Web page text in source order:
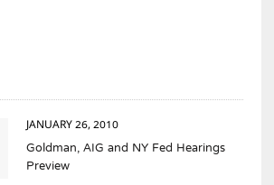
JANUARY 26, 2010
Goldman, AIG and NY Fed Hearings
Preview